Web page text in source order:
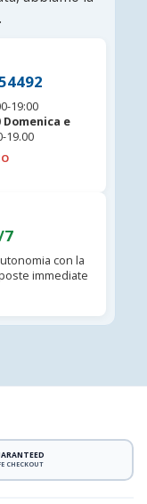
19:00
Domenica e
19.00
7
con la
immediate
CHECKOUT